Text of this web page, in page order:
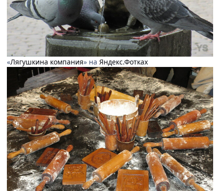
«Лягушкина компания» на Яндекс.Фотках